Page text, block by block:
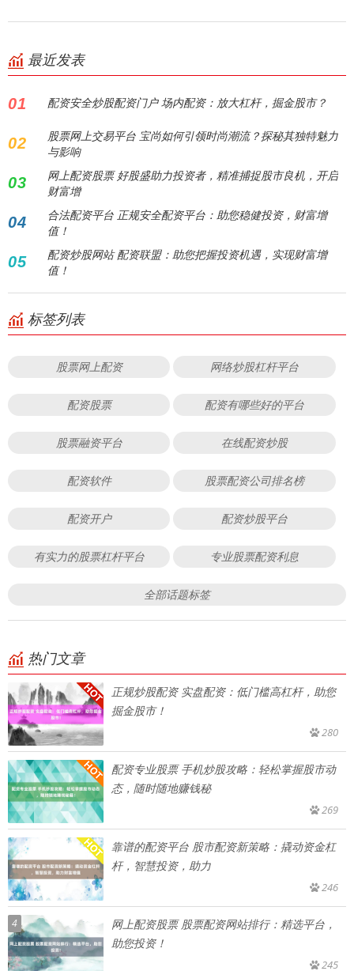
最近发表
01 配资安全炒股配资门户 场内配资：放大杠杆，掘金股市？
02
股票网上交易平台 宝尚如何引领时尚潮流？探秘其独特魅力
与影响
03
网上配资股票 好股盛助力投资者，精准捕捉股市良机，开启
财富增
04
合法配资平台 正规安全配资平台：助您稳健投资，财富增
值！
05
配资炒股网站 配资联盟：助您把握投资机遇，实现财富增
值！
标签列表
股票网上配资 网络炒股杠杆平台
配资股票 配资有哪些好的平台
股票融资平台 在线配资炒股
配资软件 股票配资公司排名榜
配资开户 配资炒股平台
有实力的股票杠杆平台 专业股票配资利息
全部话题标签
热门文章
正规炒股配资 实盘配资：低门槛高杠杆，助您
掘金股市！
280
配资专业股票 手机炒股攻略：轻松掌握股市动
态，随时随地赚钱秘
269
靠谱的配资平台 股市配资新策略：撬动资金杠
杆，智慧投资，助力
246
4
网上配资股票 股票配资网站排行：精选平台，
助您投资！
245